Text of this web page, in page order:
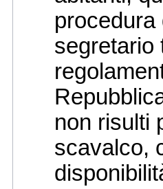
procedura
segretario
non risulti
scavalco,